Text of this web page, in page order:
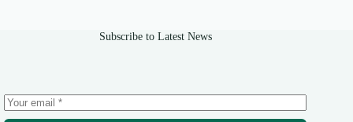
Subscribe to Latest News